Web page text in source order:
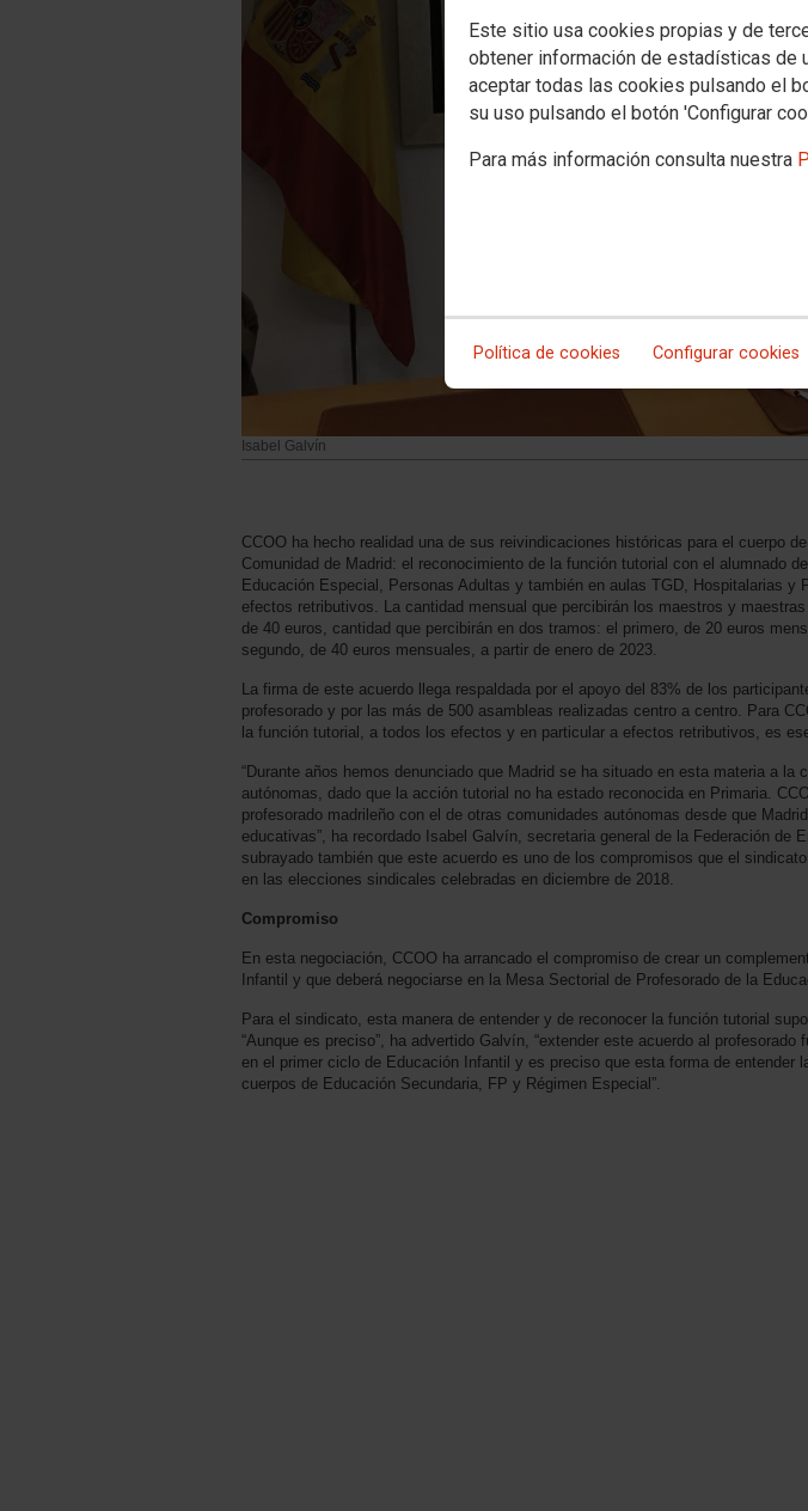
Este sitio usa cookies propias y de
obtener información de estadísticas de
aceptar todas las cookies pulsando el
su uso pulsando el botón 'Configurar
Para más información consulta nuestra
Política de cookies Configurar cookies
Isabel Galvín
CCOO ha hecho realidad una de sus reivindicaciones históricas para el cuerpo
Comunidad de Madrid: el reconocimiento de la función tutorial con el alumnado
Educación Especial, Personas Adultas y también en aulas TGD, Hospitalarias y
efectos retributivos. La cantidad mensual que percibirán los maestros y
de 40 euros, cantidad que percibirán en dos tramos: el primero, de 20 euros
segundo, de 40 euros mensuales, a partir de enero de 2023.
La firma de este acuerdo llega respaldada por el apoyo del 83% de los
profesorado y por las más de 500 asambleas realizadas centro a centro. Para
la función tutorial, a todos los efectos y en particular a efectos retributivos, es
“Durante años hemos denunciado que Madrid se ha situado en esta materia a la
autónomas, dado que la acción tutorial no ha estado reconocida en Primaria.
profesorado madrileño con el de otras comunidades autónomas desde que
educativas”, ha recordado Isabel Galvín, secretaria general de la Federación de
subrayado también que este acuerdo es uno de los compromisos que el
en las elecciones sindicales celebradas en diciembre de 2018.
Compromiso
En esta negociación, CCOO ha arrancado el compromiso de crear un
Infantil y que deberá negociarse en la Mesa Sectorial de Profesorado de la
Para el sindicato, esta manera de entender y de reconocer la función tutorial
“Aunque es preciso”, ha advertido Galvín, “extender este acuerdo al profesorado
en el primer ciclo de Educación Infantil y es preciso que esta forma de entender
cuerpos de Educación Secundaria, FP y Régimen Especial”.